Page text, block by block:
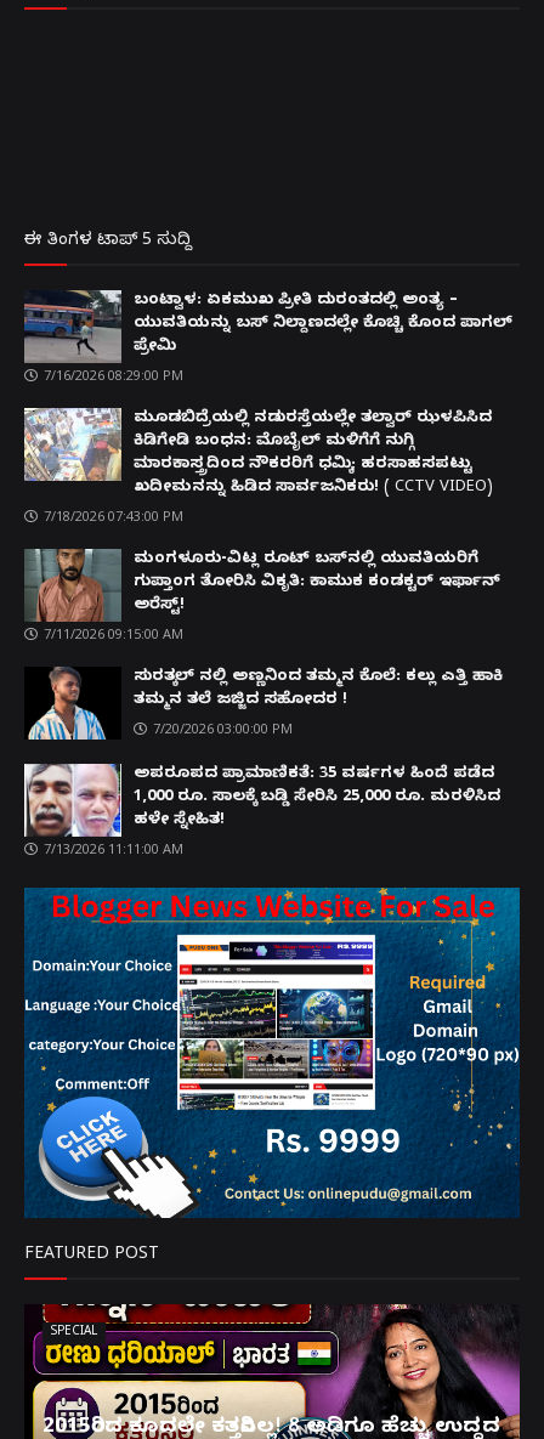
ಈ ತಿಂಗಳ ಟಾಪ್ 5 ಸುದ್ದಿ
ಬಂಟ್ವಾಳ: ಏಕಮುಖ ಪ್ರೀತಿ ದುರಂತದಲ್ಲಿ ಅಂತ್ಯ –
ಯುವತಿಯನ್ನು ಬಸ್ ನಿಲ್ದಾಣದಲ್ಲೇ ಕೊಚ್ಚಿ ಕೊಂದ ಪಾಗಲ್
ಪ್ರೇಮಿ
7/16/2026 08:29:00 PM
ಮೂಡಬಿದ್ರೆಯಲ್ಲಿ ನಡುರಸ್ತೆಯಲ್ಲೇ ತಲ್ವಾರ್ ಝಳಪಿಸಿದ
ಕಿಡಿಗೇಡಿ ಬಂಧನ: ಮೊಬೈಲ್ ಮಳಿಗೆಗೆ ನುಗ್ಗಿ
ಮಾರಕಾಸ್ತ್ರದಿಂದ ನೌಕರರಿಗೆ ಧಮ್ಕಿ; ಹರಸಾಹಸಪಟ್ಟು
ಖದೀಮನನ್ನು ಹಿಡಿದ ಸಾರ್ವಜನಿಕರು! ( CCTV VIDEO)
7/18/2026 07:43:00 PM
ಮಂಗಳೂರು-ವಿಟ್ಲ ರೂಟ್ ಬಸ್‌ನಲ್ಲಿ ಯುವತಿಯರಿಗೆ
ಗುಪ್ತಾಂಗ ತೋರಿಸಿ ವಿಕೃತಿ: ಕಾಮುಕ ಕಂಡಕ್ಟರ್ ಇರ್ಫಾನ್
ಅರೆಸ್ಟ್!
7/11/2026 09:15:00 AM
ಸುರತ್ಕಲ್ ನಲ್ಲಿ ಅಣ್ಣನಿಂದ ತಮ್ಮನ ಕೊಲೆ: ಕಲ್ಲು ಎತ್ತಿ ಹಾಕಿ
ತಮ್ಮನ ತಲೆ ಜಜ್ಜಿದ ಸಹೋದರ !
7/20/2026 03:00:00 PM
ಅಪರೂಪದ ಪ್ರಾಮಾಣಿಕತೆ: 35 ವರ್ಷಗಳ ಹಿಂದೆ ಪಡೆದ
1,000 ರೂ. ಸಾಲಕ್ಕೆ ಬಡ್ಡಿ ಸೇರಿಸಿ 25,000 ರೂ. ಮರಳಿಸಿದ
ಹಳೇ ಸ್ನೇಹಿತ!
7/13/2026 11:11:00 AM
FEATURED POST
SPECIAL
2015ರಿಂದ ಕೂದಲೇ ಕತ್ತರಿಸಿಲ್ಲ! 8 ಅಡಿಗೂ ಹೆಚ್ಚು ಉದ್ದದ